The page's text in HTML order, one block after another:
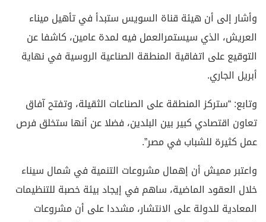
وأشار إلى أن هيئة قناة السويس ستبدأ في تأهيل ميناء
العريش، الذي سيستمرالعمل فيه لمدة عامين، كاشفا عن
التوقيع على اتفاقية المنطقة الصناعية الروسية في نهاية
أبريل الجاري.
وتابع: “ستركز المنطقة على الصناعات الثقيلة، وتفتح آفاق
تعاون اقتصادي كبير بين البلدين، فضلا عن أنها ستخلق فرص
عمل كثيرة للشباب في مصر”.
واعتبر مميش أن إهمال مشروعات التنمية في شمال سيناء
خلال العقود الماضية، ساهم في إيجاد بيئة خصبة للتنظيمات
المعادية للدولة على الانتشار، مشددا على أن مشروعات